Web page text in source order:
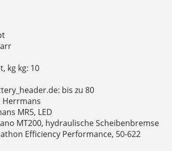
kg kg: 10
bis zu 80
Herrmans
MR5, LED
MT200, hydraulische Scheibenbremse
Efficiency Performance, 50-622